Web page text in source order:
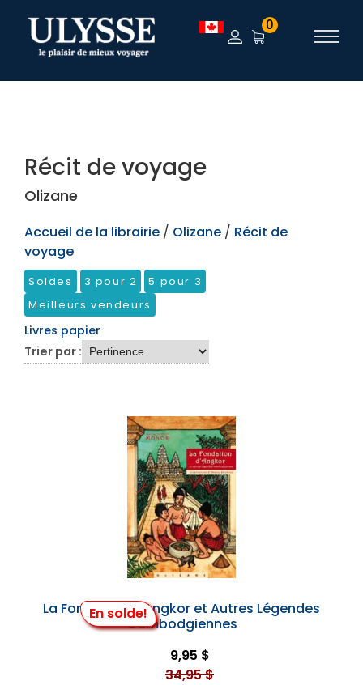
TEST 0
Récit de voyage
Olizane
Accueil de la librairie / Olizane / Récit de
voyage
Soldes 3 pour 2
5 pour 3
Meilleurs vendeurs
Livres papier
Trier par :
En solde!
La Fondation d'Angkor et Autres Légendes
Cambodgiennes
9,95 $
34,95 $